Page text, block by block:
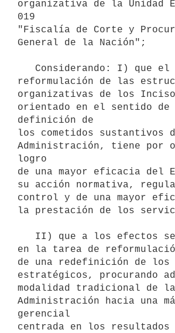
organizativa de la Unidad
019
"Fiscalía de Corte y
General de la Nación";
reformulación de las
organizativas de los
orientado en el sentido de
definición de
los cometidos sustantivos
Administración, tiene por
logro
de una mayor eficacia del
su acción normativa,
control y de una mayor
la prestación de los
en la tarea de
de una redefinición de los
estratégicos, procurando
modalidad tradicional de la
Administración hacia una
gerencial
centrada en los resultados